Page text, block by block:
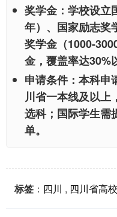
奖学金 ：学校设
年）、国家励志奖
奖学金（1000-
金，覆盖率达30%
申请条件：本科申
川省一本线及以上
选科；国际学生需
单。
标签 ： 四川 , 四川省高校